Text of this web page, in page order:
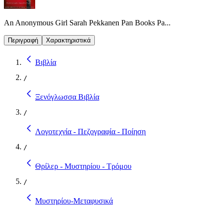
An Anonymous Girl Sarah Pekkanen Pan Books Pa...
Περιγραφή Χαρακτηριστικά
Βιβλία
/
Ξενόγλωσσα Βιβλία
/
Λογοτεχνία - Πεζογραφία - Ποίηση
/
Θρίλερ - Μυστηρίου - Τρόμου
/
Μυστηρίου-Μεταφυσικά